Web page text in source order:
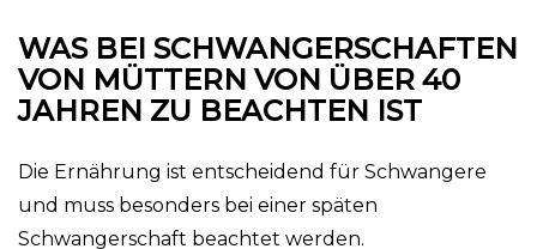
WAS BEI SCHWANGERSCHAFTEN
VON MÜTTERN VON ÜBER 40
JAHREN ZU BEACHTEN IST
Die Ernährung ist entscheidend für Schwangere
und muss besonders bei einer späten
Schwangerschaft beachtet werden.